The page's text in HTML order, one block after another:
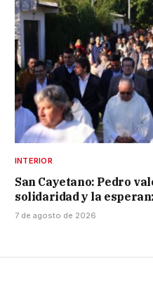
INTERIOR
San Cayetano: Pedro
solidaridad y la
7 de agosto de 2026